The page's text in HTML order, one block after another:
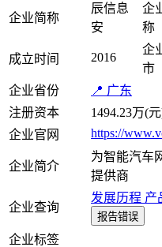
企业简称
辰信息
安
企
称
成立时间 2016
企
市
企业省份
📍 广东
注册资本
1494.23万(
企业官网
https://
企业简介
为智能汽车
提供商
企业查询
发展历程 产
报告错误
企业标签